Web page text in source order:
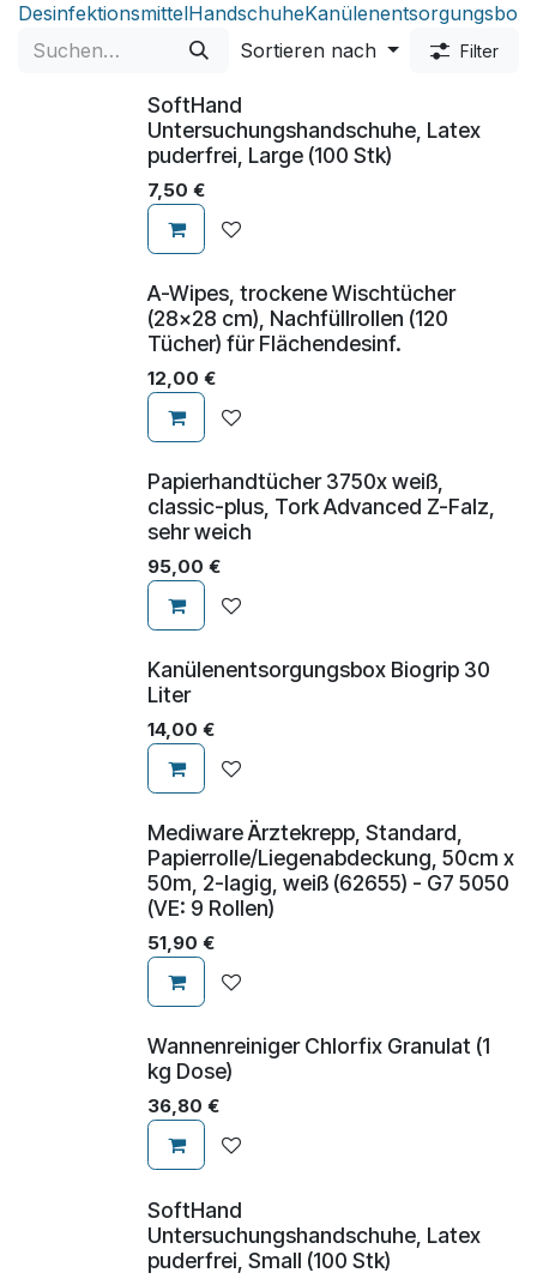
DesinfektionsmittelHandschuhe
Sortieren nach
Filter
​​SoftHand
Untersuchungshandschuhe, Latex
puderfrei, Large (100 Stk)
7,50 €
A-Wipes, trockene Wischtücher
(28x28 cm), Nachfüllrollen (120
Tücher) für Flächendesinf.
12,00 €
Papierhandtücher 3750x weiß,
classic-plus, Tork Advanced Z-Falz,
sehr weich
95,00 €
Kanülenentsorgungsbox Biogrip 30
Liter
14,00 €
Mediware Ärztekrepp, Standard,
Papierrolle/Liegenabdeckung, 50cm x
50m, 2-lagig, weiß (62655) - G7 5050
(VE: 9 Rollen)
51,90 €
Wannenreiniger Chlorfix Granulat (1
kg Dose)
36,80 €
SoftHand
Untersuchungshandschuhe, Latex
puderfrei, Small (100 Stk)